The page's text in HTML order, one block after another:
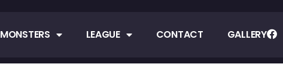
MONSTERS LEAGUE CONTACT GALLERY